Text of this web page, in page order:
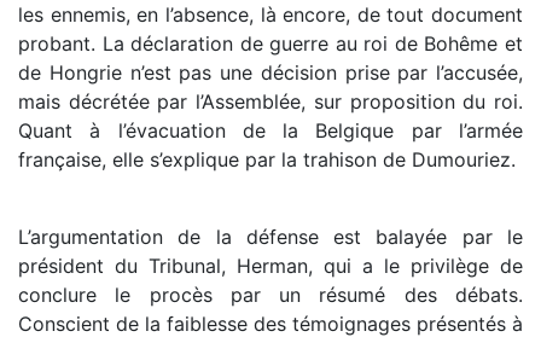
les ennemis, en l’absence, là encore, de tout document
probant. La déclaration de guerre au roi de Bohême et
de Hongrie n’est pas une décision prise par l’accusée,
mais décrétée par l’Assemblée, sur proposition du roi.
Quant à l’évacuation de la Belgique par l’armée
française, elle s’explique par la trahison de Dumouriez.
L’argumentation de la défense est balayée par le
président du Tribunal, Herman, qui a le privilège de
conclure le procès par un résumé des débats.
Conscient de la faiblesse des témoignages présentés à